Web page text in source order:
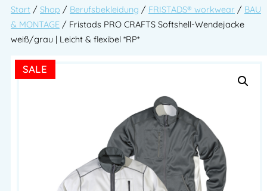
Start / Shop / Berufsbekleidung / FRISTADS® workwear / BAU
& MONTAGE / Fristads PRO CRAFTS Softshell-Wendejacke
weiß/grau | Leicht & flexibel *RP*
SALE